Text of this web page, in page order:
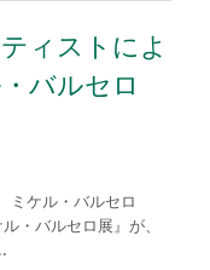
ィストによ
バルセロ
ミケル・バルセロ
・バルセロ展』が、